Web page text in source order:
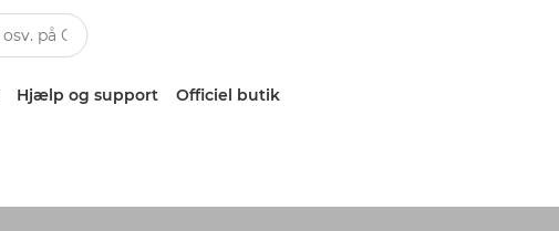
Hjælp og support Officiel butik